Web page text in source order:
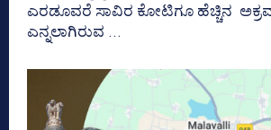
ಎರಡೂವರೆ ಸಾವಿರ ಕೋಟಿಗೂ ಹೆಚ್ಚಿನ
ಎನ್ನಲಾಗಿರುವ ...